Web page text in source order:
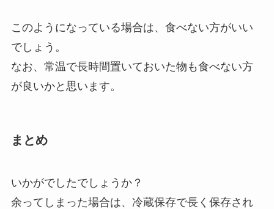
このようになっている場合は、食べない方がいい
でしょう。
なお、常温で長時間置いておいた物も食べない方
が良いかと思います。
まとめ
いかがでしたでしょうか？
余ってしまった場合は、冷蔵保存で長く保存され